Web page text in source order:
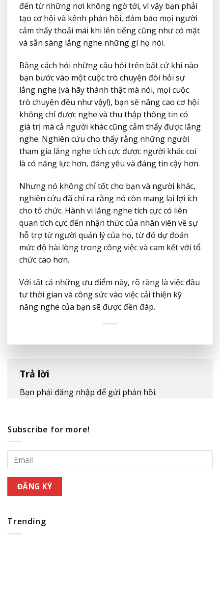
đến từ những nơi không ngờ tới, vì vậy bạn phải
tạo cơ hội và kênh phản hồi, đảm bảo mọi người
cảm thấy thoải mái khi lên tiếng cũng như có mặt
và sẵn sàng lắng nghe những gì họ nói.
Bằng cách hỏi những câu hỏi trên bất cứ khi nào
bạn bước vào một cuộc trò chuyện đòi hỏi sự
lắng nghe (và hãy thành thật mà nói, mọi cuộc
trò chuyện đều như vậy!), bạn sẽ nâng cao cơ hội
không chỉ được nghe và thu thập thông tin có
giá trị mà cả người khác cũng cảm thấy được lắng
nghe. Nghiên cứu cho thấy rằng những người
tham gia lắng nghe tích cực được người khác coi
là có năng lực hơn, đáng yêu và đáng tin cậy hơn.
Nhưng nó không chỉ tốt cho bạn và người khác,
nghiên cứu đã chỉ ra rằng nó còn mang lại lợi ích
cho tổ chức. Hành vi lắng nghe tích cực có liên
quan tích cực đến nhận thức của nhân viên về sự
hỗ trợ từ người quản lý của họ, từ đó dự đoán
mức độ hài lòng trong công việc và cam kết với tổ
chức cao hơn.
Với tất cả những ưu điểm này, rõ ràng là việc đầu
tư thời gian và công sức vào việc cải thiện kỹ
năng nghe của bạn sẽ được đền đáp.
Trả lời
Bạn phải đăng nhập để gửi phản hồi.
Subscribe for more!
Trending